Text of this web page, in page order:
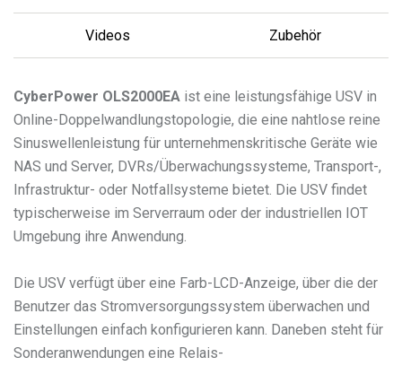
Videos Zubehör
CyberPower OLS2000EA ist eine leistungsfähige USV in
Online-Doppelwandlungstopologie, die eine nahtlose reine
Sinuswellenleistung für unternehmenskritische Geräte wie
NAS und Server, DVRs/Überwachungssysteme, Transport-,
Infrastruktur- oder Notfallsysteme bietet. Die USV findet
typischerweise im Serverraum oder der industriellen IOT
Umgebung ihre Anwendung.
Die USV verfügt über eine Farb-LCD-Anzeige, über die der
Benutzer das Stromversorgungssystem überwachen und
Einstellungen einfach konfigurieren kann. Daneben steht für
Sonderanwendungen eine Relais-